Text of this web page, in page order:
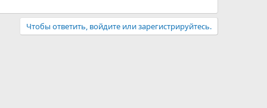
Чтобы ответить, войдите или зарегистрируйтесь.